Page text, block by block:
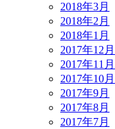
2018年3月
2018年2月
2018年1月
2017年12月
2017年11月
2017年10月
2017年9月
2017年8月
2017年7月